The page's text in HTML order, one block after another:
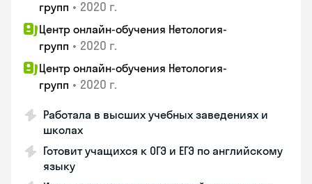
групп • 2020 г.
Центр онлайн-обучения Нетология-
групп • 2020 г.
Центр онлайн-обучения Нетология-
групп • 2020 г.
Работала в высших учебных заведениях и
школах
Готовит учащихся к ОГЭ и ЕГЭ по английскому
языку